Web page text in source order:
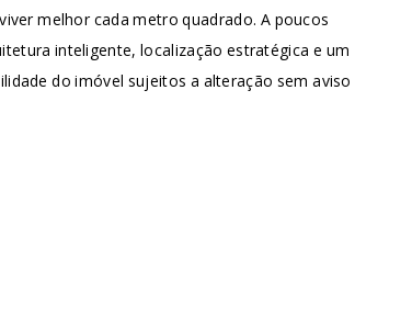
melhor cada metro quadrado. A poucos
inteligente, localização estratégica e um
do imóvel sujeitos a alteração sem aviso